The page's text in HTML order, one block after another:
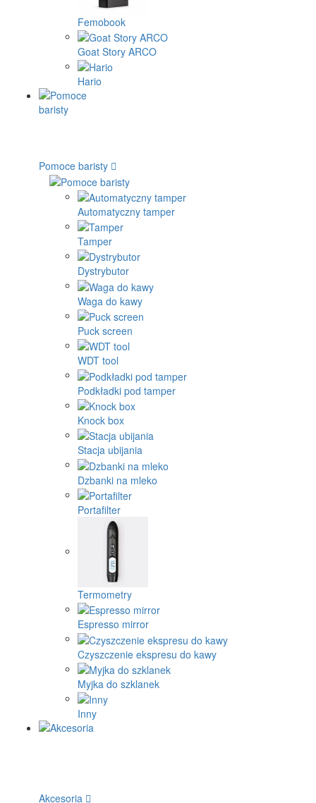
Femobook
Goat Story ARCO
Hario
Pomoce baristy
Automatyczny tamper
Tamper
Dystrybutor
Waga do kawy
Puck screen
WDT tool
Podkładki pod tamper
Knock box
Stacja ubijania
Dzbanki na mleko
Portafilter
Termometry
Espresso mirror
Czyszczenie ekspresu do kawy
Myjka do szklanek
Inny
Akcesoria